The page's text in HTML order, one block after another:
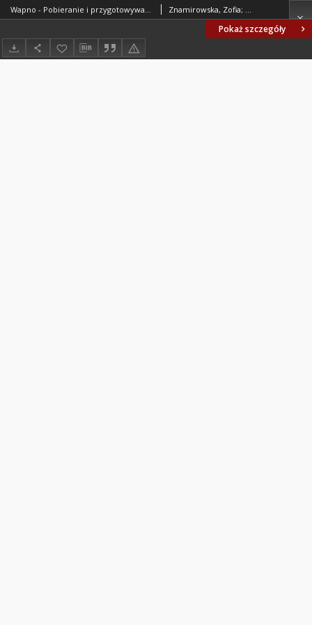
Pokaż szczegóły
Wapno - Pobieranie i przygotowywanie próbek do badań laboratoryjnych BN-91/6733-03 Znamirowska, Zofia; Instytut Mineralnych Materiałów Budowlanych, Oddział w Krakowie. Oprac.